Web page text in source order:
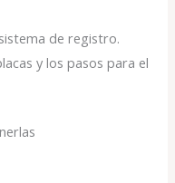
de registro.
y los pasos para el